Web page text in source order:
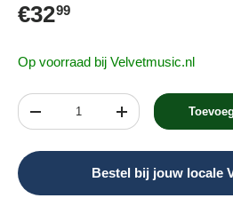
Reguliere prijs
€3299
Op voorraad bij Velvetmusic.nl
Aantal
Verlaag de hoeveelheid
Verhoog de
Bestel bij jouw locale